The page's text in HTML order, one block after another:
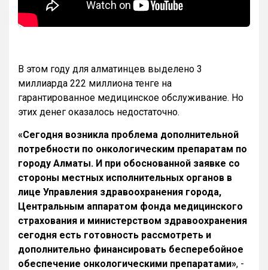
В этом году для алматинцев выделено 3
миллиарда 222 миллиона тенге на
гарантированное медицинское обслуживание. Но
этих денег оказалось недостаточно.
«Сегодня возникла проблема дополнительной
потребности по онкологическим препаратам по
городу Алматы. И при обоснованной заявке со
стороны местных исполнительных органов в
лице Управления здравоохранения города,
Центральным аппаратом фонда медицинского
страхования и министерством здравоохранения
сегодня есть готовность рассмотреть и
дополнительно финансировать бесперебойное
обеспечение онкологическими препаратами», -